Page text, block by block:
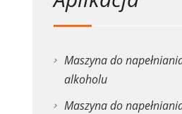
Maszyna do
alkoholu
Maszyna do